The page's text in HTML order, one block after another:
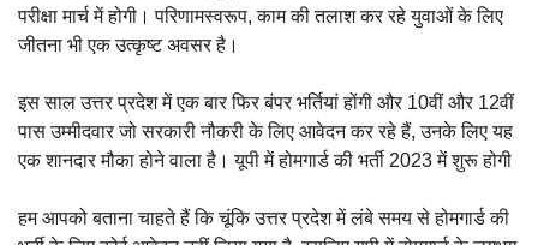
परीक्षा मार्च में होगी। परिणामस्वरूप, काम की तलाश कर रहे युवाओं के लिए
जीतना भी एक उत्कृष्ट अवसर है।
इस साल उत्तर प्रदेश में एक बार फिर बंपर भर्तियां होंगी और 10वीं और 12वीं
पास उम्मीदवार जो सरकारी नौकरी के लिए आवेदन कर रहे हैं, उनके लिए यह
एक शानदार मौका होने वाला है। यूपी में होमगार्ड की भर्ती 2023 में शुरू होगी
हम आपको बताना चाहते हैं कि चूंकि उत्तर प्रदेश में लंबे समय से होमगार्ड की